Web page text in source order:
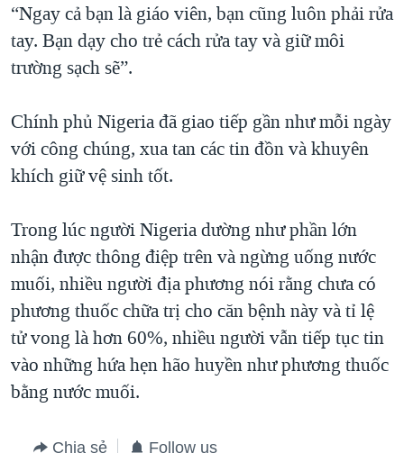
“Ngay cả bạn là giáo viên, bạn cũng luôn phải rửa
tay. Bạn dạy cho trẻ cách rửa tay và giữ môi
trường sạch sẽ”.
Chính phủ Nigeria đã giao tiếp gần như mỗi ngày
với công chúng, xua tan các tin đồn và khuyên
khích giữ vệ sinh tốt.
Trong lúc người Nigeria dường như phần lớn
nhận được thông điệp trên và ngừng uống nước
muối, nhiều người địa phương nói rằng chưa có
phương thuốc chữa trị cho căn bệnh này và tỉ lệ
tử vong là hơn 60%, nhiều người vẫn tiếp tục tin
vào những hứa hẹn hão huyền như phương thuốc
bằng nước muối.
Chia sẻ Follow us